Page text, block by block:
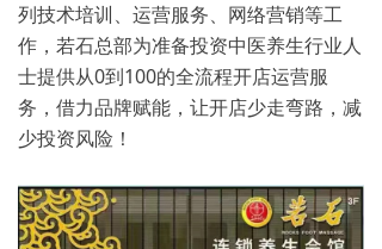
列技术培训、运营服务、网络营销等工
作，若石总部为准备投资中医养生行业人
士提供从0到100的全流程开店运营服
务，借力品牌赋能，让开店少走弯路，减
少投资风险！